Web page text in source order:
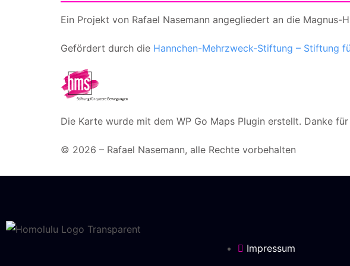
Ein Projekt von Rafael Nasemann angegliedert an die Magnus-
Gefördert durch die Hannchen-Mehrzweck-Stiftung – Stiftung
Die Karte wurde mit dem WP Go Maps Plugin erstellt. Danke
© 2026 – Rafael Nasemann, alle Rechte vorbehalten
Impressum